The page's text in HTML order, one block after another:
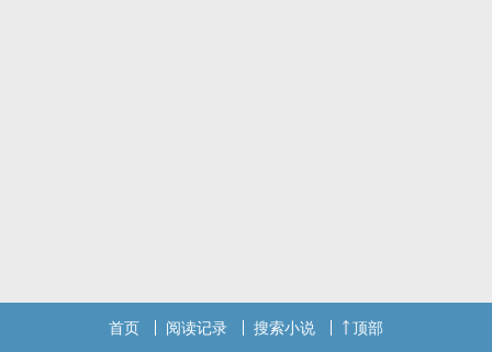
首页 阅读记录 搜索小说 顶部